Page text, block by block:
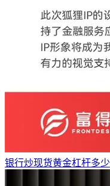
银行炒现货黄金杠杆多少